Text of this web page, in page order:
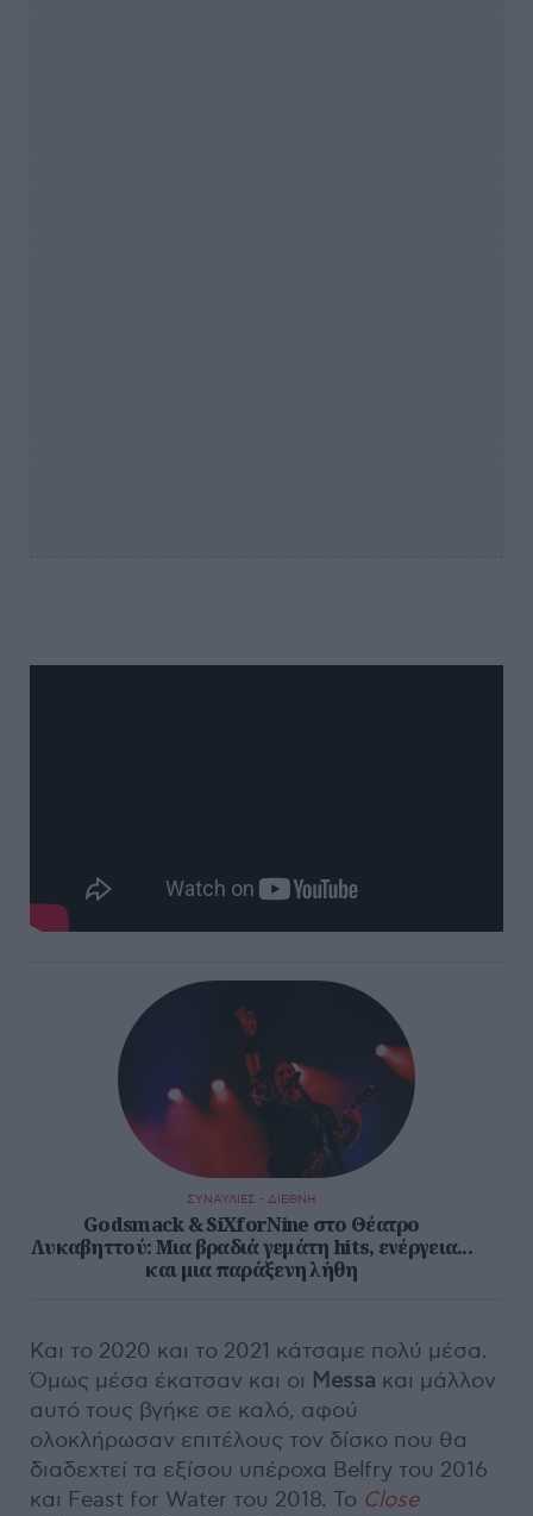
ΣΥΝΑΥΛΙΕΣ - ΔΙΕΘΝΗ
Godsmack & SiXforNine στο Θέατρο
Λυκαβηττού: Μια βραδιά γεμάτη hits, ενέργεια...
και μια παράξενη λήθη
Και το 2020 και το 2021 κάτσαμε πολύ μέσα.
Όμως μέσα έκατσαν και οι Messa και μάλλον
αυτό τους βγήκε σε καλό, αφού
ολοκλήρωσαν επιτέλους τον δίσκο που θα
διαδεχτεί τα εξίσου υπέροχα Belfry του 2016
και Feast for Water του 2018. Το Close